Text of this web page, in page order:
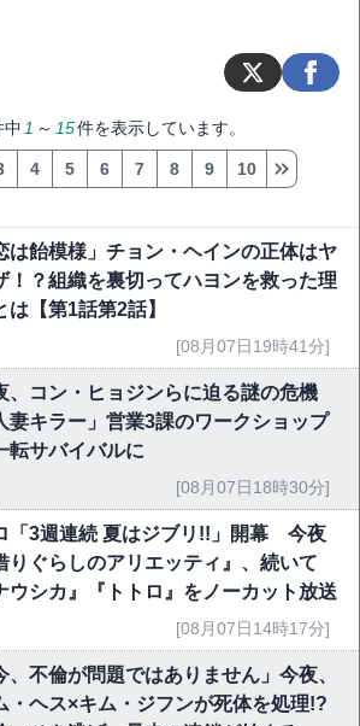
中 1 ～ 15件を表示しています。
4 5 6 7 8 9 10
は飴模様」チョン・ヘインの正体はヤ
！？組織を裏切ってハヨンを救った理
は【第1話第2話】
[08月07日19時41分]
、コン・ヒョジンらに迫る謎の危機
妻キラー」営業3課のワークショップ
転サバイバルに
[08月07日18時30分]
「3週連続 夏はジブリ!!」開幕 今夜
りぐらしのアリエッティ』、続いて
ウシカ』『トトロ』をノーカット放送
[08月07日14時17分]
、不倫が問題ではありません」今夜、
・ヘス×キム・ジフンが死体を処理!?